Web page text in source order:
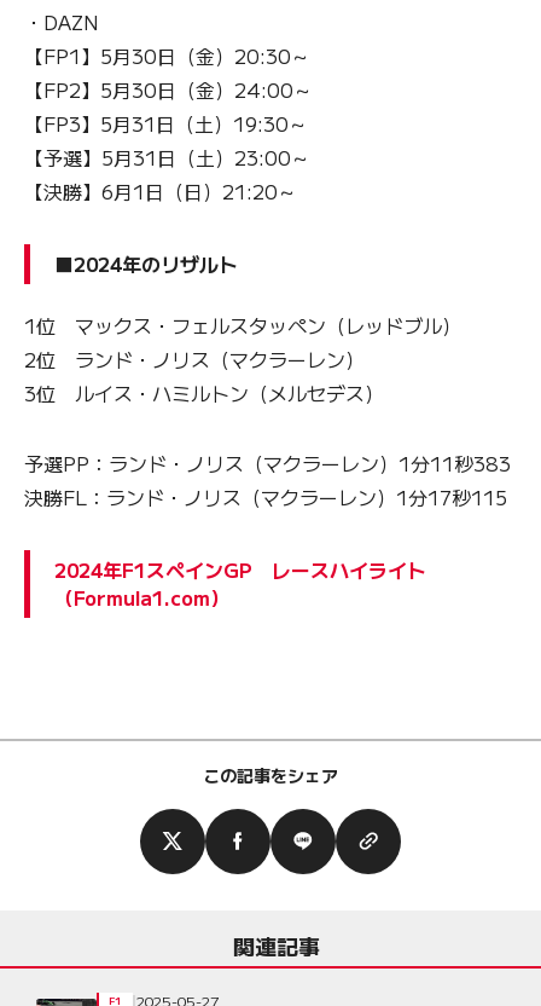
・DAZN
【FP1】5月30日（金）20:30～
【FP2】5月30日（金）24:00～
【FP3】5月31日（土）19:30～
【予選】5月31日（土）23:00～
【決勝】6月1日（日）21:20～
■2024年のリザルト
1位 マックス・フェルスタッペン（レッドブル）
2位 ランド・ノリス（マクラーレン）
3位 ルイス・ハミルトン（メルセデス）
予選PP：ランド・ノリス（マクラーレン）1分11秒383
決勝FL：ランド・ノリス（マクラーレン）1分17秒115
2024年F1スペインGP レースハイライト
（Formula1.com）
この記事をシェア
関連記事
F1 2025-05-27